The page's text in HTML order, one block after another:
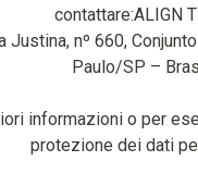
contattare:ALIGN
Justina, nº 660,
Paulo/SP –
informazioni o per
protezione dei dati